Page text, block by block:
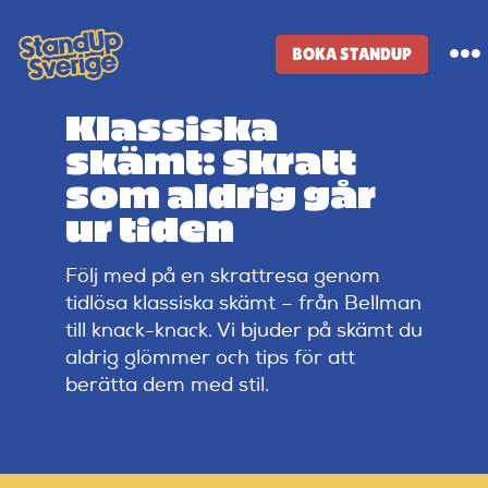
to
content
BOKA STANDUP
Standup-butik
Komiker
Lineup
Tidigare lineup
Klassiska
skämt: Skratt
som aldrig går
ur tiden
Följ med på en skrattresa genom
tidlösa klassiska skämt – från Bellman
till knack-knack. Vi bjuder på skämt du
aldrig glömmer och tips för att
berätta dem med stil.